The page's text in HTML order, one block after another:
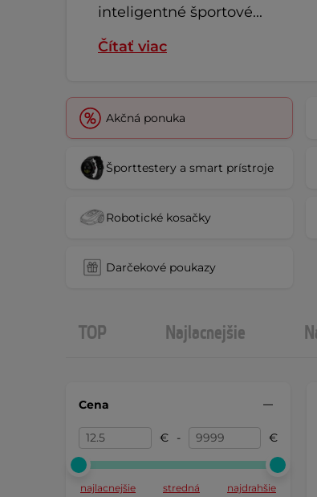
inteligentné športové...
Čítať viac
Akčná ponuka
Športtestery a smart prístroje
Robotické kosačky
Darčekové poukazy
TOP Najlacnejšie
Cena
€ - €
najlacnejšie stredná najdrahšie